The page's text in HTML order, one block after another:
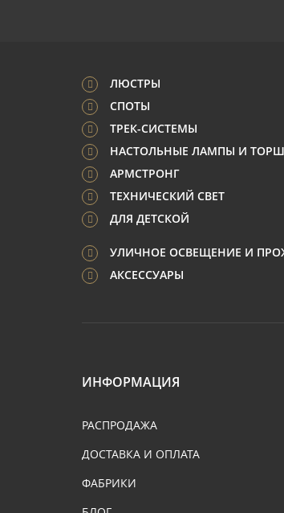
ЛЮСТРЫ
СПОТЫ
ТРЕК-СИСТЕМЫ
НАСТОЛЬНЫЕ ЛАМПЫ И
АРМСТРОНГ
ТЕХНИЧЕСКИЙ СВЕТ
ДЛЯ ДЕТСКОЙ
УЛИЧНОЕ ОСВЕЩЕНИЕ И
АКСЕССУАРЫ
ИНФОРМАЦИЯ
РАСПРОДАЖА
ДОСТАВКА И ОПЛАТА
ФАБРИКИ